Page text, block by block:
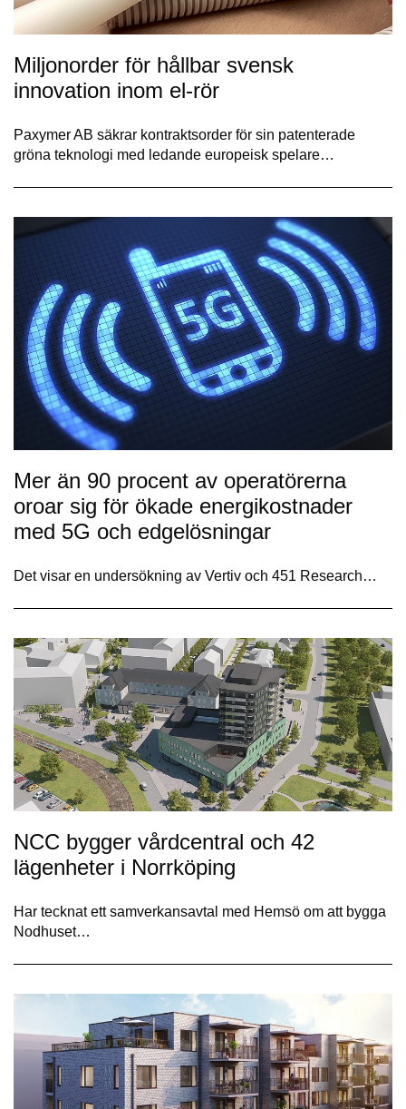
Miljonorder för hållbar svensk
innovation inom el-rör
Paxymer AB säkrar kontraktsorder för sin patenterade
gröna teknologi med ledande europeisk spelare…
Mer än 90 procent av operatörerna
oroar sig för ökade energikostnader
med 5G och edgelösningar
Det visar en undersökning av Vertiv och 451 Research…
NCC bygger vårdcentral och 42
lägenheter i Norrköping
Har tecknat ett samverkansavtal med Hemsö om att bygga
Nodhuset…